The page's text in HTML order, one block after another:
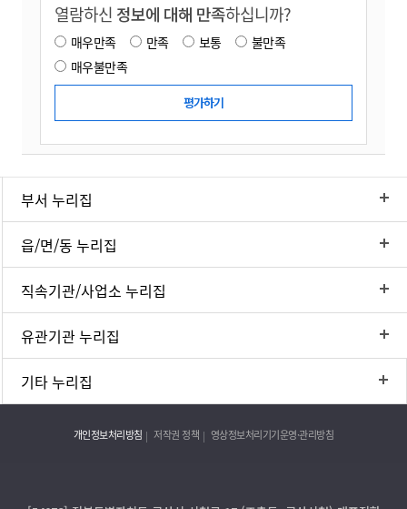
열람하신 정보에 대해 만족하십니까?
매우만족 만족 보통
불만족
매우불만족
부서 누리집
읍/면/동 누리집
직속기관/사업소 누리집
유관기관 누리집
기타 누리집
개인정보처리방침 저작권 정책 영상정보처리기기운영·관리방침